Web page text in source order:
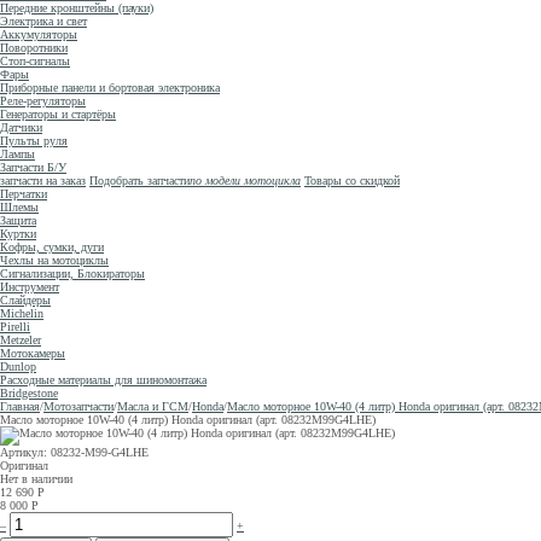
Передние кронштейны (пауки)
Электрика и свет
Аккумуляторы
Поворотники
Стоп-сигналы
Фары
Приборные панели и бортовая электроника
Реле-регуляторы
Генераторы и стартёры
Датчики
Пульты руля
Лампы
Запчасти Б/У
запчасти на заказ Подобрать запчастипо модели мотоцикла Товары со скидкой
Перчатки
Шлемы
Защита
Куртки
Кофры, сумки, дуги
Чехлы на мотоциклы
Сигнализации, Блокираторы
Инструмент
Слайдеры
Michelin
Pirelli
Metzeler
Мотокамеры
Dunlop
Расходные материалы для шиномонтажа
Bridgestone
Главная/Мотозапчасти/Масла и ГСМ/Honda/Масло моторное 10W-40 (4 литр) Honda оригинал (арт.
Масло моторное 10W-40 (4 литр) Honda оригинал (арт. 08232M99G4LHE)
Артикул: 08232-M99-G4LHE
Оригинал
Нет в наличии
12 690 Р
8 000 Р
–
+